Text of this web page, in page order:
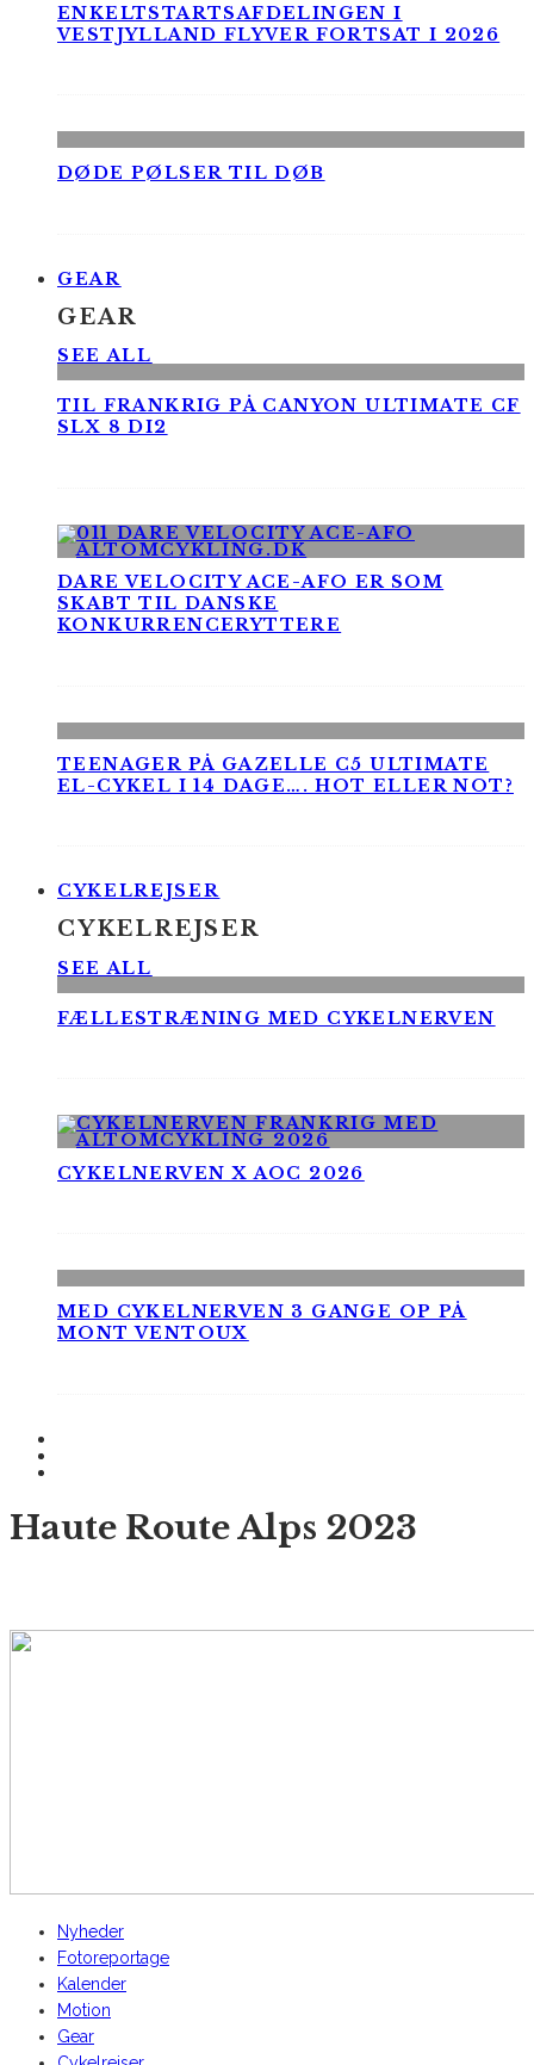
ENKELTSTARTSAFDELINGEN I
VESTJYLLAND FLYVER FORTSAT I 2026
DØDE PØLSER TIL DØB
GEAR
GEAR
SEE ALL
TIL FRANKRIG PÅ CANYON ULTIMATE CF
SLX 8 DI2
DARE VELOCITY ACE-AFO ER SOM
SKABT TIL DANSKE
KONKURRENCERYTTERE
TEENAGER PÅ GAZELLE C5 ULTIMATE
EL-CYKEL I 14 DAGE…. HOT ELLER NOT?
CYKELREJSER
CYKELREJSER
SEE ALL
FÆLLESTRÆNING MED CYKELNERVEN
CYKELNERVEN X AOC 2026
MED CYKELNERVEN 3 GANGE OP PÅ
MONT VENTOUX
Haute Route Alps 2023
Nyheder
Fotoreportage
Kalender
Motion
Gear